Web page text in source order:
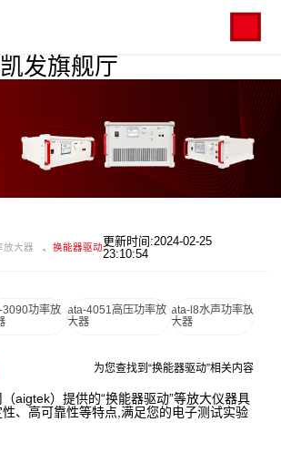
发旗舰厅
放大器 换能器驱动更新时间:2024-02-25
23:10:54
3090功率放 ata-4051高压功率放
大器
ata-l8水声功率放
大器
为您查找到“换能器驱动”相关内容
aigtek）提供的“换能器驱动”等放大仪器具
、高可靠性等特点,满足您的电子测试实验